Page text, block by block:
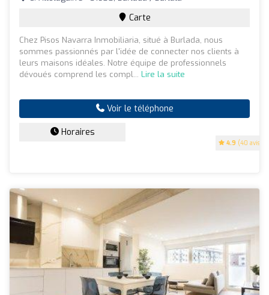
4.9 (40 avis)
Carte
Chez Pisos Navarra Inmobiliaria, situé à Burlada, nous
sommes passionnés par l'idée de connecter nos clients à
leurs maisons idéales. Notre équipe de professionnels
dévoués comprend les compl... Lire la suite
Voir le téléphone
Horaires